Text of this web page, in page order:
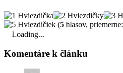
(5 hlasov, priemerne:
Loading...
Komentáre k článku